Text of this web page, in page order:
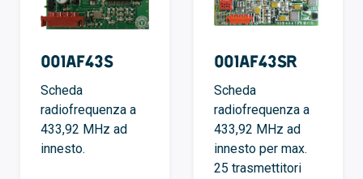
001AF43S
Scheda
radiofrequenza a
433,92 MHz ad
innesto.
001AF43SR
Scheda
radiofrequenza a
433,92 MHz ad
innesto per max.
25 trasmettitori